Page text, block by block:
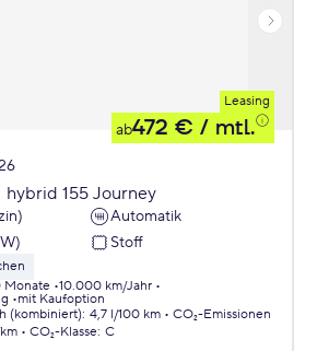
Leasing
ab472 € / mtl.
hybrid 155 Journey
Automatik
Stoff
Monate 10.000 km/Jahr
mit Kaufoption
(kombiniert): 4,7 l/100 km
CO₂-Emissionen
CO₂-Klasse: C